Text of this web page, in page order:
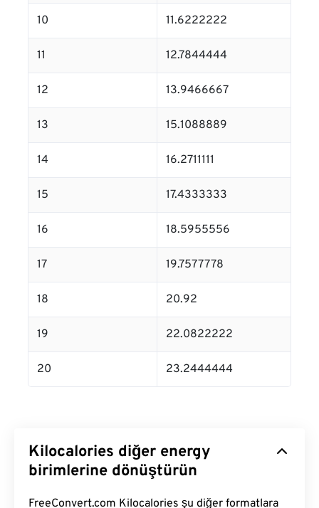
10 11.6222222
11 12.7844444
12 13.9466667
13 15.1088889
14 16.2711111
15 17.4333333
16 18.5955556
17 19.7577778
18 20.92
19 22.0822222
20 23.2444444
Kilocalories diğer energy
birimlerine dönüştürün
FreeConvert.com Kilocalories şu diğer formatlara